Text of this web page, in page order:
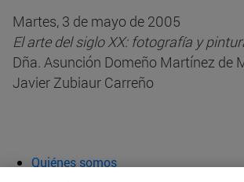
Martes, 3 de mayo de 2005
El arte del siglo XX: fotografía y
Dña. Asunción Domeño Martínez de
Javier Zubiaur Carreño
Quiénes somos